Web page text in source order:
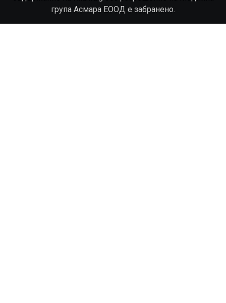
група Асмара ЕООД е забранено.